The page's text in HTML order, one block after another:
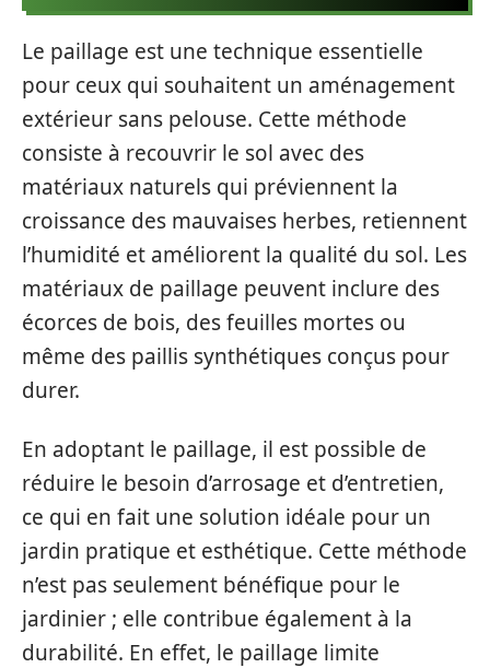
Le paillage est une technique essentielle
pour ceux qui souhaitent un aménagement
extérieur sans pelouse. Cette méthode
consiste à recouvrir le sol avec des
matériaux naturels qui préviennent la
croissance des mauvaises herbes, retiennent
l’humidité et améliorent la qualité du sol. Les
matériaux de paillage peuvent inclure des
écorces de bois, des feuilles mortes ou
même des paillis synthétiques conçus pour
durer.
En adoptant le paillage, il est possible de
réduire le besoin d’arrosage et d’entretien,
ce qui en fait une solution idéale pour un
jardin pratique et esthétique. Cette méthode
n’est pas seulement bénéfique pour le
jardinier ; elle contribue également à la
durabilité. En effet, le paillage limite